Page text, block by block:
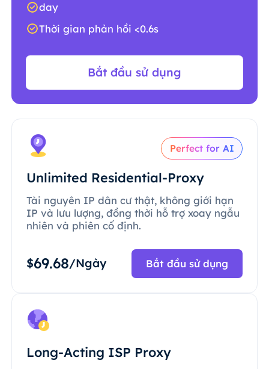
day
Thời gian phản hồi <0.6s
Bắt đầu sử dụng
Perfect for AI
Unlimited Residential-Proxy
Tài nguyên IP dân cư thật, không giới hạn
IP và lưu lượng, đồng thời hỗ trợ xoay ngẫu
nhiên và phiên cố định.
$69.68/Ngày Bắt đầu sử dụng
Long-Acting ISP Proxy